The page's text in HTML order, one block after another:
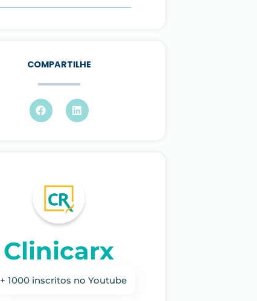
COMPARTILHE
Clinicarx
+ 1000 inscritos no Youtube